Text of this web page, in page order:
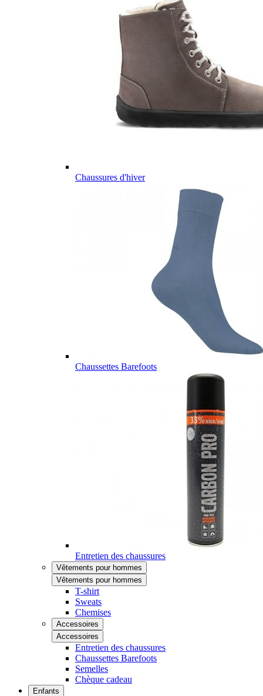
Chaussures d'hiver
Chaussettes Barefoots
Entretien des chaussures
Vêtements pour hommes
Vêtements pour hommes
T-shirt
Sweats
Chemises
Accessoires
Accessoires
Entretien des chaussures
Chaussettes Barefoots
Semelles
Chèque cadeau
Enfants